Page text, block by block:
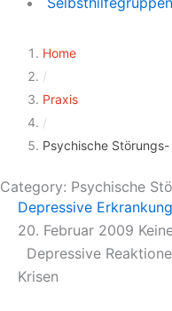
Home
/
Praxis
/
Psychische
Category: Psychische
Depressive
20. Februar 2009
Depressive
Krisen